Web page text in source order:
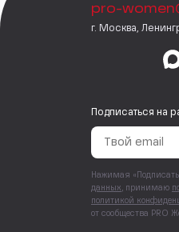
pro-
г. Москва,
Подписаться на
Нажимая
данных , принимаю
политикой
от сообщества PRO